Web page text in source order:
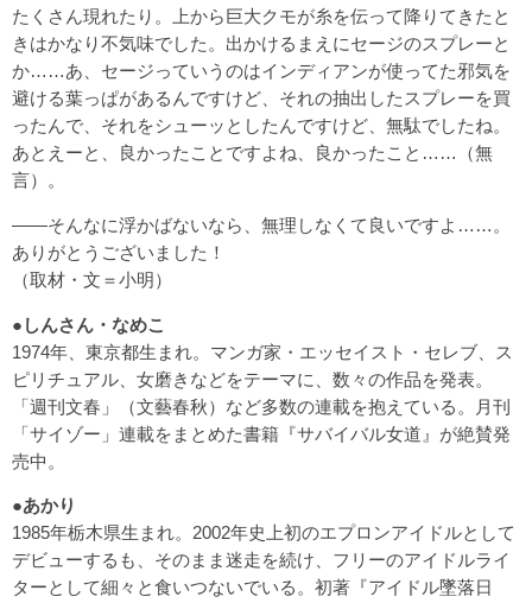
たくさん現れたり。上から巨大クモが糸を伝って降りてきたと
きはかなり不気味でした。出かけるまえにセージのスプレーと
か……あ、セージっていうのはインディアンが使ってた邪気を
避ける葉っぱがあるんですけど、それの抽出したスプレーを買
ったんで、それをシューッとしたんですけど、無駄でしたね。
あとえーと、良かったことですよね、良かったこと……（無
言）。
――そんなに浮かばないなら、無理しなくて良いですよ……。
ありがとうございました！
（取材・文＝小明）
●しんさん・なめこ
1974年、東京都生まれ。マンガ家・エッセイスト・セレブ、ス
ピリチュアル、女磨きなどをテーマに、数々の作品を発表。
「週刊文春」（文藝春秋）など多数の連載を抱えている。月刊
「サイゾー」連載をまとめた書籍『サバイバル女道』が絶賛発
売中。
●あかり
1985年栃木県生まれ。2002年史上初のエプロンアイドルとして
デビューするも、そのまま迷走を続け、フリーのアイドルライ
ターとして細々と食いつないでいる。初著『アイドル墜落日